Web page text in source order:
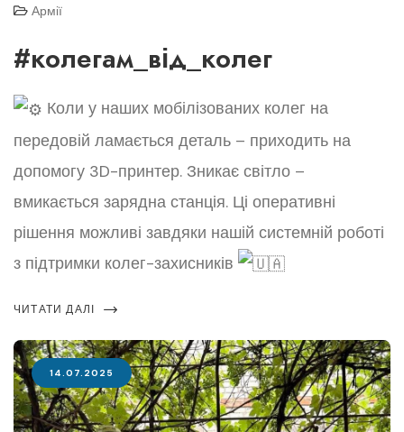
Армії
#колегам_від_колег
Коли у наших мобілізованих колег на
передовій ламається деталь – приходить на
допомогу 3D-принтер. Зникає світло –
вмикається зарядна станція. Ці оперативні
рішення можливі завдяки нашій системній роботі
з підтримки колег-захисників
ЧИТАТИ ДАЛІ
14.07.2025